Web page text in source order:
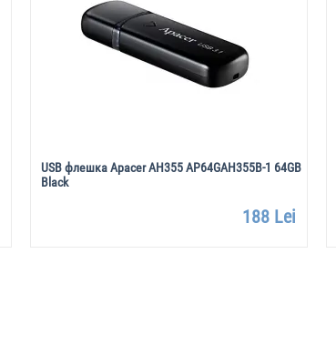
USB флешка Apacer AH355 AP64GAH355B-1 64GB
Black
188 Lei